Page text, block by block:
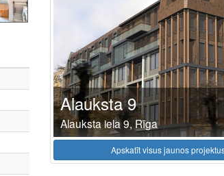
Alauksta 9
Alauksta iela 9, Rīga
Apskatīt visus jaunos